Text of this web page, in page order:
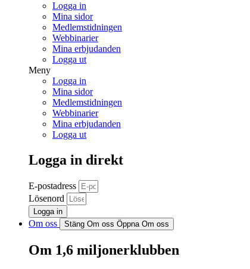
Logga in
Mina sidor
Medlemstidningen
Webbinarier
Mina erbjudanden
Logga ut
Meny
Logga in
Mina sidor
Medlemstidningen
Webbinarier
Mina erbjudanden
Logga ut
Logga in direkt
E-postadress
Lösenord
Logga in
Om oss Stäng Om oss Öppna Om oss
Om 1,6 miljonerklubben